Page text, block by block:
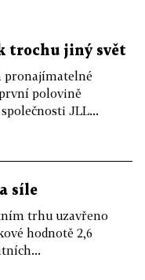
trochu jiný svět
pronajímatelné
polovině
JLL...
síle
trhu uzavřeno
hodnotě 2,6